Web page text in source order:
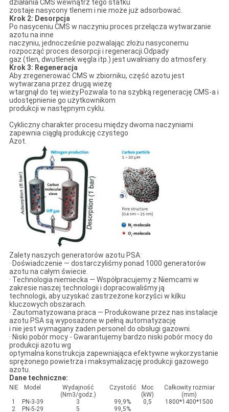
działania CMS wewnątrz tego statku
zostaje nasycony tlenem i nie może już adsorbować.
Krok 2: Desorpcja
Po nasyceniu CMS w naczyniu proces przełącza wytwarzanie
azotu na inne
naczyniu, jednocześnie pozwalając złożu nasyconemu
rozpocząć proces desorpcji i regeneracji.Odpady
gaz (tlen, dwutlenek węgla itp.) jest uwalniany do atmosfery.
Krok 3: Regeneracja
Aby zregenerować CMS w zbiorniku, część azotu jest
wytwarzana przez drugą wieżę
wtargnął do tej wieży.Pozwala to na szybką regenerację CMS-a i
udostępnienie go użytkownikom
produkcji w następnym cyklu.
Cykliczny charakter procesu między dwoma naczyniami
zapewnia ciągłą produkcję czystego
Azot.
Zalety naszych generatorów azotu PSA:
· Doświadczenie — dostarczyliśmy ponad 1000 generatorów
azotu na całym świecie.
· Technologia niemiecka — Współpracujemy z Niemcami w
zakresie naszej technologii i dopracowaliśmy ją
technologii, aby uzyskać zastrzeżone korzyści w kilku
kluczowych obszarach.
· Zautomatyzowana praca — Produkowane przez nas instalacje
azotu PSA są wyposażone w pełną automatyzację
i nie jest wymagany żaden personel do obsługi gazowni.
· Niski pobór mocy - Gwarantujemy bardzo niski pobór mocy do
produkcji azotu wg
optymalna konstrukcja zapewniająca efektywne wykorzystanie
sprężonego powietrza i maksymalizację produkcji gazowego
azotu.
Dane techniczne:
NIE Model
Wydajność
(Nm3/godz.)
Czystość
Moc
(kW)
Całkowity rozmiar
(mm)
1
2
PN-3-39
PN-5-29
3
5
99,9%
99,5%
0,5 1800*1400*1500